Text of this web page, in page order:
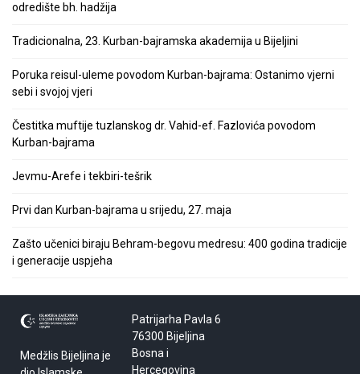
odredište bh. hadžija
Tradicionalna, 23. Kurban-bajramska akademija u Bijeljini
Poruka reisul-uleme povodom Kurban-bajrama: Ostanimo vjerni
sebi i svojoj vjeri
Čestitka muftije tuzlanskog dr. Vahid-ef. Fazlovića povodom
Kurban-bajrama
Jevmu-Arefe i tekbiri-tešrik
Prvi dan Kurban-bajrama u srijedu, 27. maja
Zašto učenici biraju Behram-begovu medresu: 400 godina tradicije
i generacije uspjeha
Medžlis Bijeljina je
Patrijarha Pavla 6
76300 Bijeljina
Bosna i
Hercegovina